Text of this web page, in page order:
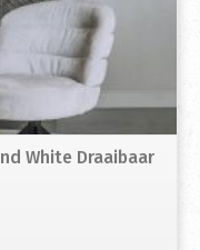
White Draaibaar